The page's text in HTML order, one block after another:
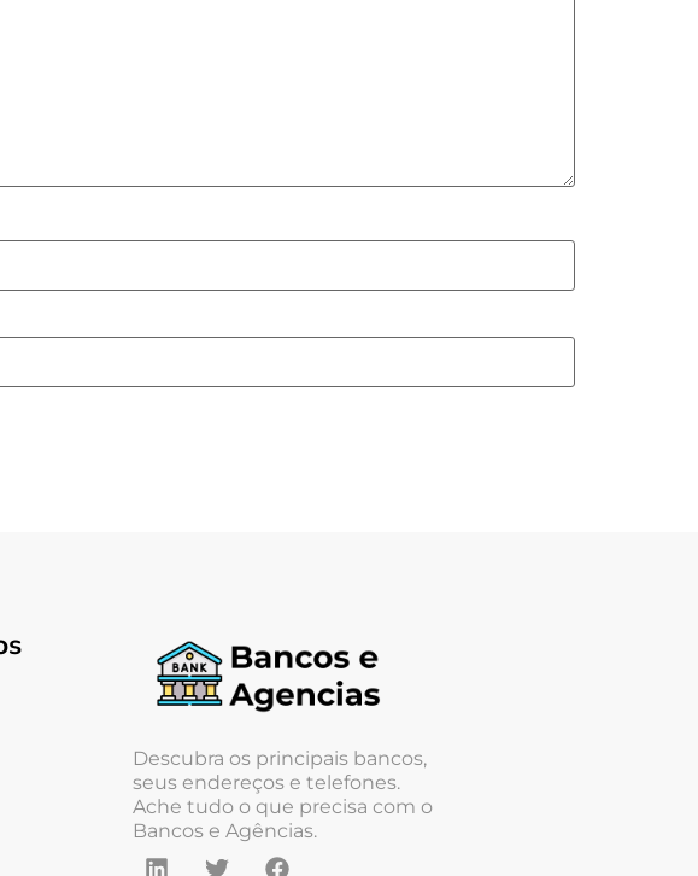
Descubra os principais bancos,
seus endereços e telefones.
Ache tudo o que precisa com o
Bancos e Agências.